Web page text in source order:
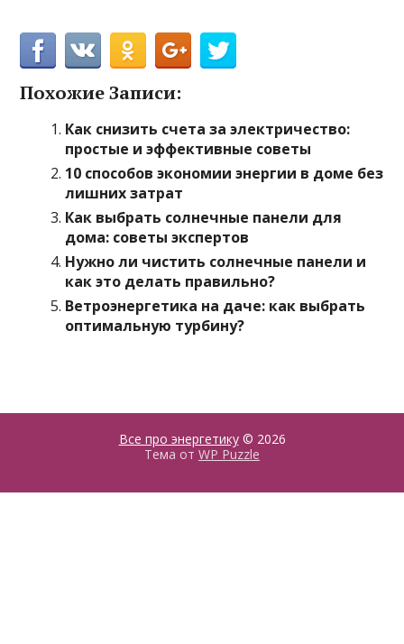
Похожие Записи:
Как снизить счета за электричество:
простые и эффективные советы
10 способов экономии энергии в доме без
лишних затрат
Как выбрать солнечные панели для
дома: советы экспертов
Нужно ли чистить солнечные панели и
как это делать правильно?
Ветроэнергетика на даче: как выбрать
оптимальную турбину?
Все про энергетику© 2026
Тема от WP Puzzle